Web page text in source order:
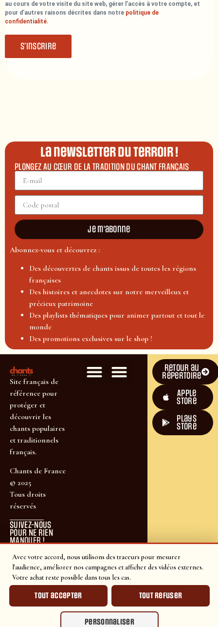
Avec votre accord, nous utilisons des traceurs pour mesurer
l'audience, améliorer nos campagnes et afficher des vidéos externes.
Votre achat reste possible dans tous les cas.
Tout accepter Tout refuser
Personnaliser
au cours de votre visite du site web, gérer l’accès à votre compte, et
pour d’autres raisons décrites dans notre politique de
confidentialité.
S’inscrire
La newsletter du terroir !
PLONGEZ AU CŒUR DE LA TRADITION DU CHANT FRANÇAIS
Je m'abonne
Abonnez-vous et découvrez :
Des découvertes de chants issus de toutes les régions
françaises
Des histoires et anecdotes sur notre merveilleux et
précieux patrimoine
Des playlists thématiques pour animer partout et tout le
monde
Des promotions exclusives sur le shop !
Site français de
référence pour
protéger et
découvrir les
chants populaires
et traditionnels
français.
Chants de France
© 2025
Tous droits
réservés
SUIVEZ-NOUS
POUR NE RIEN
MANQUER !
Retour au
répertoire
Apple
Store
plays
store